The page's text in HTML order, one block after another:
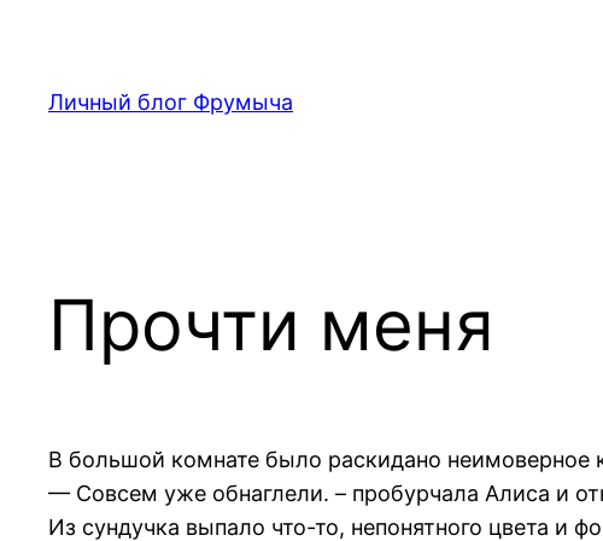
содержимому
Личный блог Фрумыча
Прочти меня
В большой комнате было раскидано неимоверное
— Совсем уже обнаглели. – пробурчала Алиса и
Из сундучка выпало что-то, непонятного цвета и